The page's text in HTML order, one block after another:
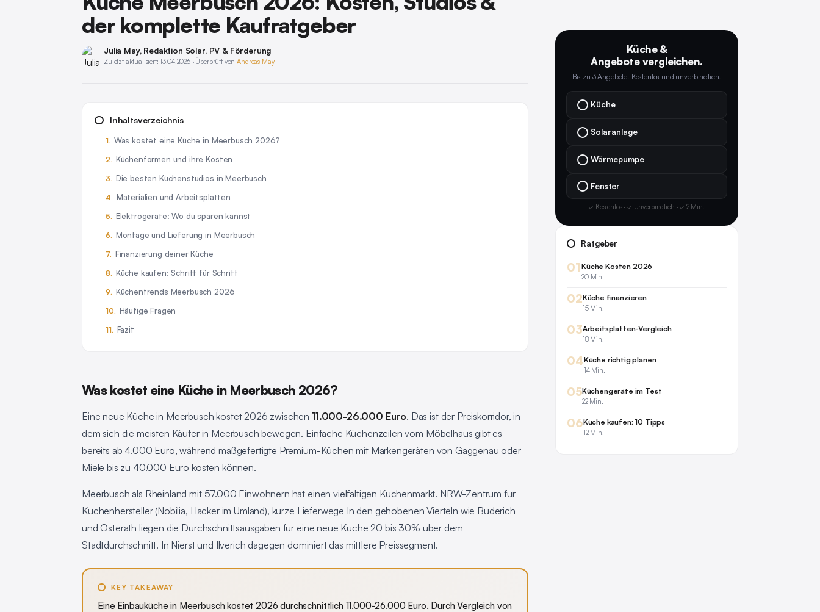
der komplette Kaufratgeber
Julia May, Redaktion Solar, PV & Förderung
Zuletzt aktualisiert: 13.04.2026 · Überprüft vonAndreas May
Inhaltsverzeichnis
Was kostet eine Küche in Meerbusch 2026?
Küchenformen und ihre Kosten
Die besten Küchenstudios in Meerbusch
Materialien und Arbeitsplatten
Elektrogeräte: Wo du sparen kannst
Montage und Lieferung in Meerbusch
Finanzierung deiner Küche
Küche kaufen: Schritt für Schritt
Küchentrends Meerbusch 2026
Häufige Fragen
Fazit
Was kostet eine Küche in Meerbusch 2026?
Eine neue Küche in Meerbusch kostet 2026 zwischen 11.000-26.000 Euro. Das ist der Preiskorridor, in
dem sich die meisten Käufer in Meerbusch bewegen. Einfache Küchenzeilen vom Möbelhaus gibt es
bereits ab 4.000 Euro, während maßgefertigte Premium-Küchen mit Markengeräten von Gaggenau oder
Miele bis zu 40.000 Euro kosten können.
Meerbusch als Rheinland mit 57.000 Einwohnern hat einen vielfältigen Küchenmarkt. NRW-Zentrum für
Küchenhersteller (Nobilia, Häcker im Umland), kurze Lieferwege In den gehobenen Vierteln wie Büderich
und Osterath liegen die Durchschnittsausgaben für eine neue Küche 20 bis 30% über dem
Stadtdurchschnitt. In Nierst und Ilverich dagegen dominiert das mittlere Preissegment.
KEY TAKEAWAY
Eine Einbauküche in Meerbusch kostet 2026 durchschnittlich 11.000-26.000 Euro. Durch Vergleich von
Küche &
Angebote vergleichen.
Bis zu 3 Angebote. Kostenlos und unverbindlich.
Küche
Solaranlage
Wärmepumpe
Fenster
✓ Kostenlos · ✓ Unverbindlich · ✓ 2 Min.
Ratgeber
01 Küche Kosten 2026
20 Min.
02Küche finanzieren
15 Min.
03Arbeitsplatten-Vergleich
18 Min.
04Küche richtig planen
14 Min.
05Küchengeräte im Test
22 Min.
06Küche kaufen: 10 Tipps
12 Min.